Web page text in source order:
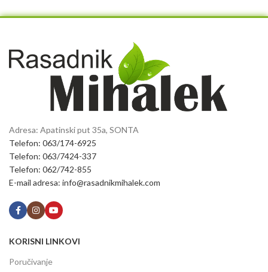
Adresa: Apatinski put 35a, SONTA
Telefon: 063/174-6925
Telefon: 063/7424-337
Telefon: 062/742-855
E-mail adresa: info@rasadnikmihalek.com
KORISNI LINKOVI
Poručivanje